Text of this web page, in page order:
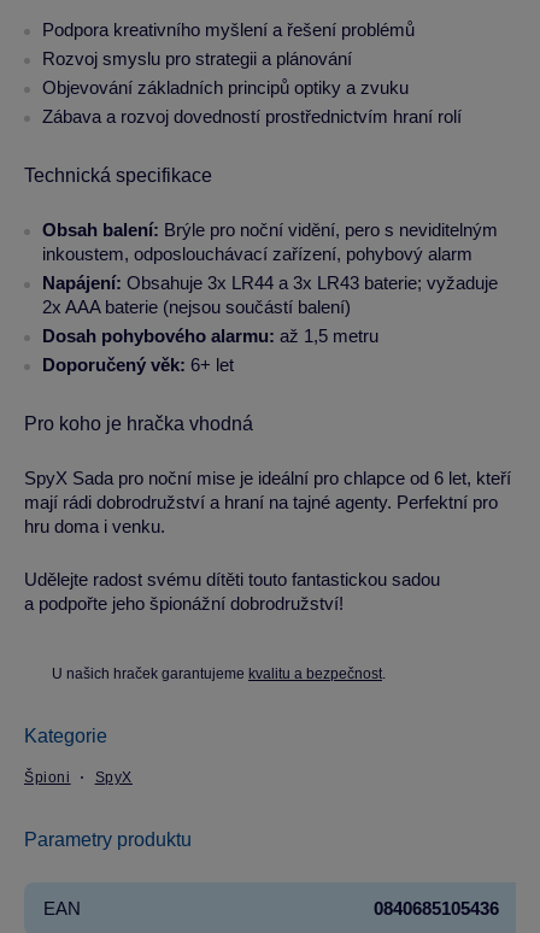
Podpora kreativního myšlení a řešení problémů
Rozvoj smyslu pro strategii a plánování
Objevování základních principů optiky a zvuku
Zábava a rozvoj dovedností prostřednictvím hraní rolí
Technická specifikace
Obsah balení: Brýle pro noční vidění, pero s neviditelným
inkoustem, odposlouchávací zařízení, pohybový alarm
Napájení: Obsahuje 3x LR44 a 3x LR43 baterie; vyžaduje
2x AAA baterie (nejsou součástí balení)
Dosah pohybového alarmu: až 1,5 metru
Doporučený věk: 6+ let
Pro koho je hračka vhodná
SpyX Sada pro noční mise je ideální pro chlapce od 6 let, kteří
mají rádi dobrodružství a hraní na tajné agenty. Perfektní pro
hru doma i venku.
Udělejte radost svému dítěti touto fantastickou sadou
a podpořte jeho špionážní dobrodružství!
U našich hraček garantujeme kvalitu a bezpečnost.
Kategorie
Špioni SpyX
Parametry produktu
EAN 0840685105436